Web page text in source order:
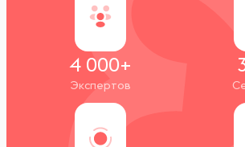
4 000+
Экспертов